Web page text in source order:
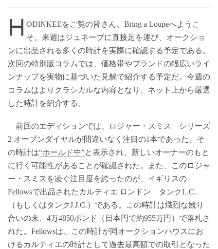
H ODINKEEをご覧の皆さん、Bring a Loupeへようこ
そ。来週はジュネーブに直接足を運び、オークショ
ンに出品される多くの時計を実際に確認する予定である。
次回の特別版コラムでは、価格帯やブランドの幅広いライ
ンナップを実物に基づいた見解で紹介する予定だ。今週の
コラムはよりクラシカルな内容となり、ネット上から厳選
した時計を紹介する。
前回のエディションでは、ロジャー・スミス シリーズ
2 オープンダイヤルが間違いなく注目の1本であった。そ
の時計は“ホールド中”と表示され、新しいオーナーのもと
に行く可能性があることが確認された。また、このロジャ
ー・スミスを凌ぐ注目度を誇ったのが、イギリスの
Fellowsで出品されたカルティエ ロンドン タンクL.C.
（もしくはタンクJ.J.C.）である。この時計は熾烈な競り
合いの末、 4万4850ポンド
（日本円で約955万円）で落札さ
れた。Fellowsは、この時計が同オークションハウスにお
けるカルティエの時計として過去最高額での取引となった